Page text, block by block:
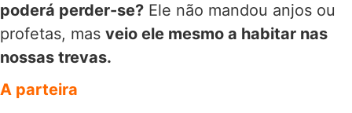
poderá perder-se? Ele não mandou anjos ou
profetas, mas veio ele mesmo a habitar nas
nossas trevas.
A parteira